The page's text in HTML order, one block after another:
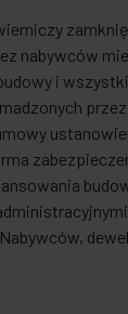
nabywców
i